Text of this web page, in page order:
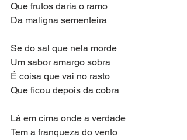
Que frutos daria o ramo
Da maligna sementeira
Se do sal que nela morde
Um sabor amargo sobra
É coisa que vai no rasto
Que ficou depois da cobra
Lá em cima onde a verdade
Tem a franqueza do vento